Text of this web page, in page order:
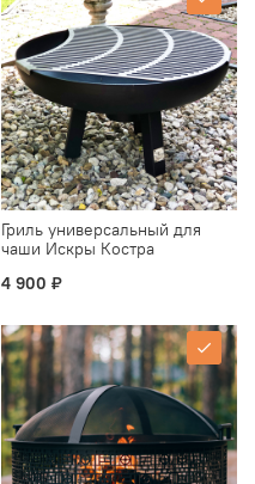
Гриль универсальный для
чаши Искры Костра
4 900 ₽